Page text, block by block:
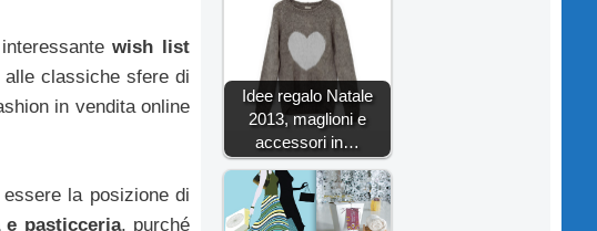
wish list
classiche sfere di
in vendita online
la posizione di
e pasticceria, purché
Idee regalo Natale
2013, maglioni e
accessori in…